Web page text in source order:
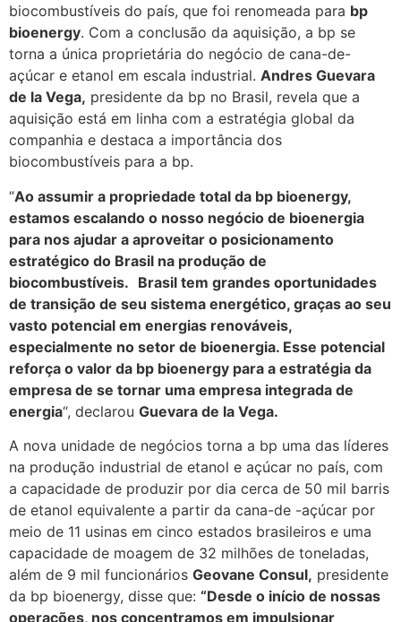
biocombustíveis do país, que foi renomeada para bp
bioenergy. Com a conclusão da aquisição, a bp se
torna a única proprietária do negócio de cana-de-
açúcar e etanol em escala industrial. Andres Guevara
de la Vega, presidente da bp no Brasil, revela que a
aquisição está em linha com a estratégia global da
companhia e destaca a importância dos
biocombustíveis para a bp.
“Ao assumir a propriedade total da bp bioenergy,
estamos escalando o nosso negócio de bioenergia
para nos ajudar a aproveitar o posicionamento
estratégico do Brasil na produção de
biocombustíveis. Brasil tem grandes oportunidades
de transição de seu sistema energético, graças ao seu
vasto potencial em energias renováveis,
especialmente no setor de bioenergia. Esse potencial
reforça o valor da bp bioenergy para a estratégia da
empresa de se tornar uma empresa integrada de
energia“, declarou Guevara de la Vega.
A nova unidade de negócios torna a bp uma das líderes
na produção industrial de etanol e açúcar no país, com
a capacidade de produzir por dia cerca de 50 mil barris
de etanol equivalente a partir da cana-de -açúcar por
meio de 11 usinas em cinco estados brasileiros e uma
capacidade de moagem de 32 milhões de toneladas,
além de 9 mil funcionários Geovane Consul, presidente
da bp bioenergy, disse que: “Desde o início de nossas
operações, nos concentramos em impulsionar